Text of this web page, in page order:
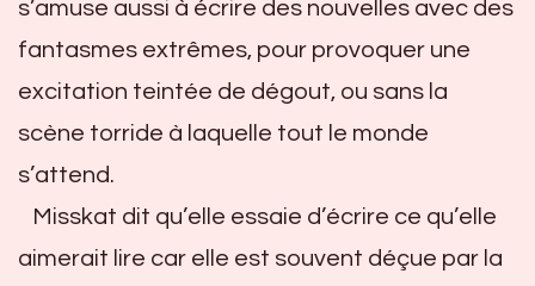
s’amuse aussi à écrire des nouvelles avec des
fantasmes extrêmes, pour provoquer une
excitation teintée de dégout, ou sans la
scène torride à laquelle tout le monde
s’attend.
Misskat dit qu’elle essaie d’écrire ce qu’elle
aimerait lire car elle est souvent déçue par la